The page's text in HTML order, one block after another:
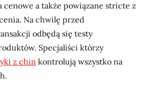
cenowe a także powiązane stricte z
Na chwilę przed
odbędą się testy
Specjaliści którzy
z chinkontrolują wszystko na